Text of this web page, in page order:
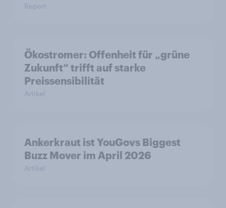
Report
Ökostromer: Offenheit für „grüne
Zukunft“ trifft auf starke
Preissensibilität
Artikel
Ankerkraut ist YouGovs Biggest
Buzz Mover im April 2026
Artikel